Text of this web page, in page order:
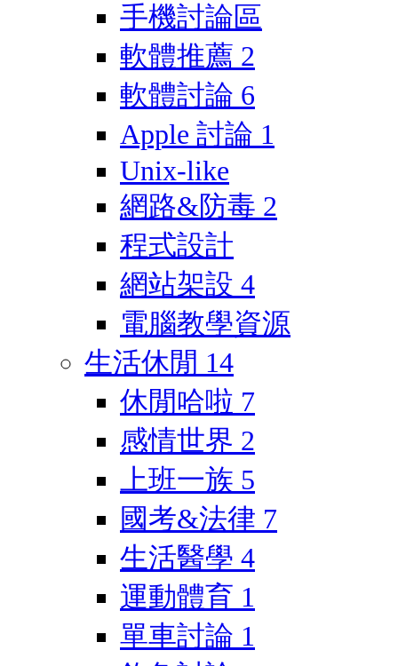
手機討論區
軟體推薦 2
軟體討論 6
Apple 討論 1
Unix-like
網路&防毒 2
程式設計
網站架設 4
電腦教學資源
生活休閒 14
休閒哈啦 7
感情世界 2
上班一族 5
國考&法律 7
生活醫學 4
運動體育 1
單車討論 1